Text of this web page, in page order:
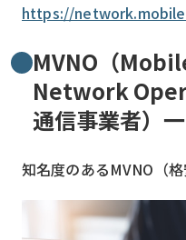
https://
MVNO（
Network
通信事業者）
知名度のあるMVNO（格